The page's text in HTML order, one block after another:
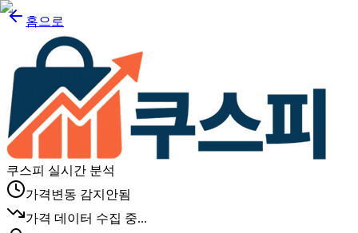
홈으로
쿠스피 실시간 분석
가격변동 감지안됨
가격 데이터 수집 중...